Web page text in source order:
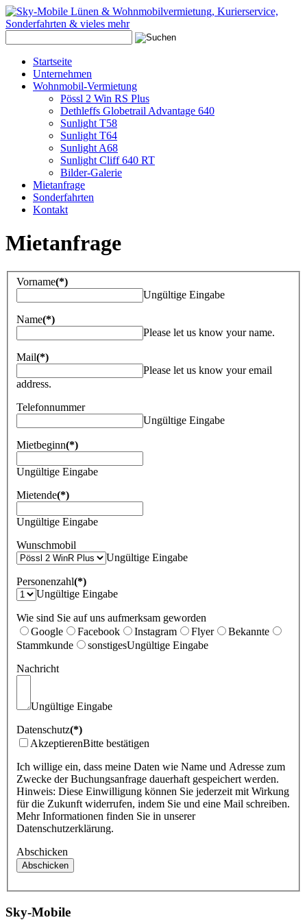
Startseite
Unternehmen
Wohnmobil-Vermietung
Pössl 2 Win RS Plus
Dethleffs Globetrail Advantage 640
Sunlight T58
Sunlight T64
Sunlight A68
Sunlight Cliff 640 RT
Bilder-Galerie
Mietanfrage
Sonderfahrten
Kontakt
Mietanfrage
Vorname(*)
Ungültige Eingabe
Name(*)
Please let us know your name.
Mail(*)
Please let us know your email
address.
Telefonnummer
Ungültige Eingabe
Mietbeginn(*)
Ungültige Eingabe
Mietende(*)
Ungültige Eingabe
Wunschmobil
Ungültige Eingabe
Personenzahl(*)
Ungültige Eingabe
Wie sind Sie auf uns aufmerksam geworden
Google
Facebook Instagram Flyer
Bekannte
Stammkunde
sonstigesUngültige Eingabe
Nachricht
Ungültige Eingabe
Datenschutz(*)
AkzeptierenBitte bestätigen
Ich willige ein, dass meine Daten wie Name und Adresse zum
Zwecke der Buchungsanfrage dauerhaft gespeichert werden.
Hinweis: Diese Einwilligung können Sie jederzeit mit Wirkung
für die Zukunft widerrufen, indem Sie und eine Mail schreiben.
Mehr Informationen finden Sie in unserer
Datenschutzerklärung.
Abschicken
Sky-Mobile